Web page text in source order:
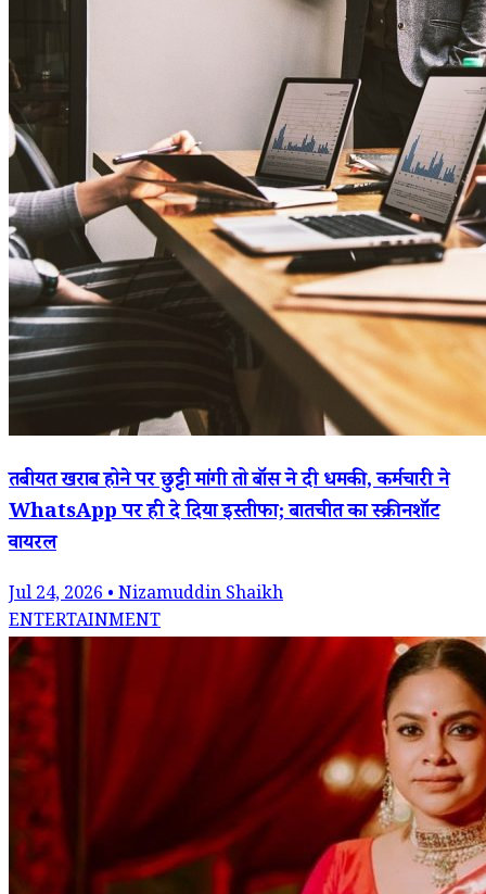
तबीयत खराब होने पर छुट्टी मांगी तो बॉस ने दी धमकी, कर्मचारी ने
WhatsApp पर ही दे दिया इस्तीफा; बातचीत का स्क्रीनशॉट
वायरल
Jul 24, 2026 • Nizamuddin Shaikh
ENTERTAINMENT